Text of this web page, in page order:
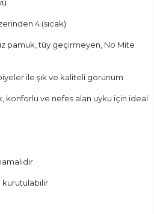
4 (sıcak)
pamuk, tüy geçirmeyen, No Mite
ile şık ve kaliteli görünüm
konforlu ve nefes alan uyku için ideal
kurutulabilir